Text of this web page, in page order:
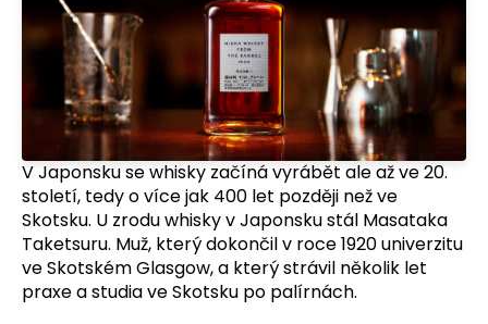
V Japonsku se whisky začíná vyrábět ale až ve 20.
století, tedy o více jak 400 let později než ve
Skotsku. U zrodu whisky v Japonsku stál Masataka
Taketsuru. Muž, který dokončil v roce 1920 univerzitu
ve Skotském Glasgow, a který strávil několik let
praxe a studia ve Skotsku po palírnách.
e
n
a
j
t
?
HLEDAT